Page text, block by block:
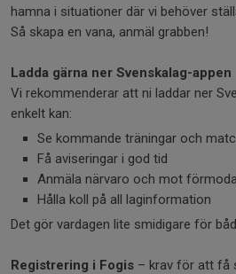
hamna i situationer där vi behöver
Så skapa en vana, anmäl grabben!
Ladda gärna ner Svenskalag-appen
Vi rekommenderar att ni laddar ner
enkelt kan:
Se kommande träningar och
Få aviseringar i god tid
Anmäla närvaro och mot
Hålla koll på all laginformation
Det gör vardagen lite smidigare för
Registrering i Fogis – krav för att få